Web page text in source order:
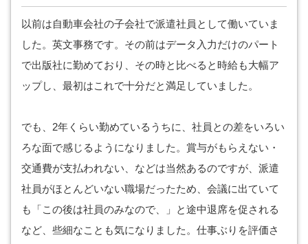
以前は自動車会社の子会社で派遣社員として働いていま
した。英文事務です。その前はデータ入力だけのパート
で出版社に勤めており、その時と比べると時給も大幅ア
ップし、最初はこれで十分だと満足していました。
でも、2年くらい勤めているうちに、社員との差をいろい
ろな面で感じるようになりました。賞与がもらえない・
交通費が支払われない、などは当然あるのですが、派遣
社員がほとんどいない職場だったため、会議に出ていて
も「この後は社員のみなので、」と途中退席を促される
など、些細なことも気になりました。仕事ぶりを評価さ